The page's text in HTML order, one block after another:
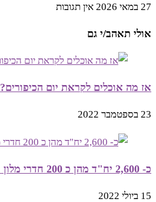
27 במאי 2026
אין תגובות
אולי תאהב/י גם
אז מה אוכלים לקראת יום הכיפורים?
23 בספטמבר 2022
כ- 2,600 יח"ד מהן כ 200 חדרי מלון אושרו בנהריה
15 ביולי 2022